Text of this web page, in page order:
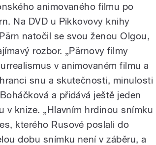
animovaného filmu po
Na DVD u Pikkovovy knihy
natočil se svou ženou Olgou,
rozbor. „Pärnovy filmy
v animovaném filmu a
snu a skutečnosti, minulosti
a přidává ještě jeden
v knize. „Hlavním hrdinou snímku
kterého Rusové poslali do
dobu snímku není v záběru, a